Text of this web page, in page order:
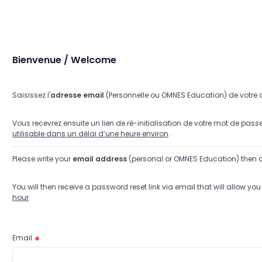
Bienvenue / Welcome
Saisissez l'adresse email (Personnelle ou OMNES Education) de
Vous recevrez ensuite un lien de ré-initialisation de votre mot de
utilisable dans un délai d’une heure environ.
Please write your email address (personal or OMNES Education) then
You will then receive a password reset link via email that will allow
hour.
Email